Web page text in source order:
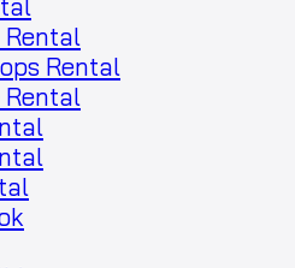
Rental
Rental
Rental